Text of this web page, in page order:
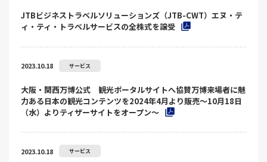
JTBビジネストラベルソリューションズ（JTB-CWT）エヌ・テ
ィ・ティ・トラベルサービスの全株式を譲受
2023.10.18 サービス
大阪・関西万博公式 観光ポータルサイトへ協賛万博来場者に魅
力ある日本の観光コンテンツを2024年4月より販売～10月18日
（水）よりティザーサイトをオープン～
2023.10.18 サービス